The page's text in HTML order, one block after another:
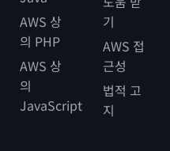
AWS 상
의 PHP
AWS 상
의
JavaScript
기
AWS 접
근성
법적 고
지